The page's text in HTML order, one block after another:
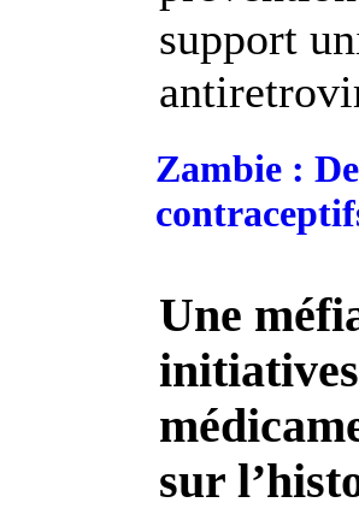
support
Zambie :
Une
sur